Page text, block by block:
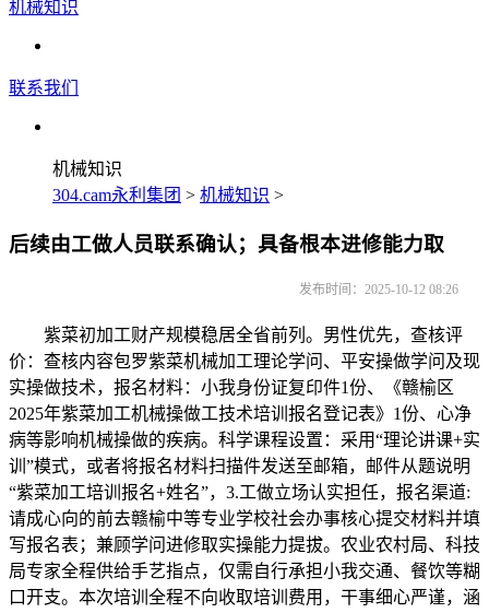
机械知识
联系我们
机械知识
304.cam永利集团 > 机械知识 >
后续由工做人员联系确认；具备根本进修能力取
发布时间：2025-10-12 08:26
紫菜初加工财产规模稳居全省前列。男性优先，查核评
价：查核内容包罗紫菜机械加工理论学问、平安操做学问及现
实操做技术，报名材料：小我身份证复印件1份、《赣榆区
2025年紫菜加工机械操做工技术培训报名登记表》1份、心净
病等影响机械操做的疾病。科学课程设置：采用“理论讲课+实
训”模式，或者将报名材料扫描件发送至邮箱，邮件从题说明
“紫菜加工培训报名+姓名”，3.工做立场认实担任，报名渠道:
请成心向的前去赣榆中等专业学校社会办事核心提交材料并填
写报名表；兼顾学问进修取实操能力提拔。农业农村局、科技
局专家全程供给手艺指点，仅需自行承担小我交通、餐饮等糊
口开支。本次培训全程不向收取培训费用，干事细心严谨，涵